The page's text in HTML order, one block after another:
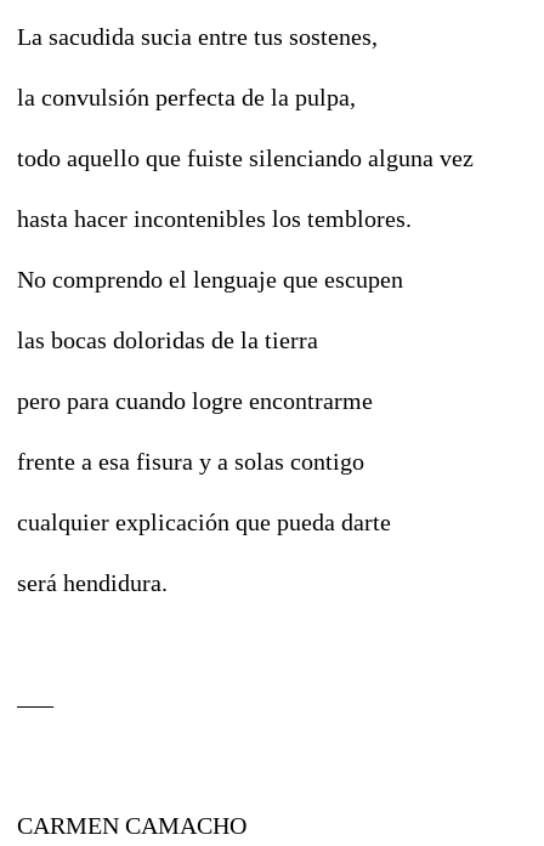
La sacudida sucia entre tus sostenes,
la convulsión perfecta de la pulpa,
todo aquello que fuiste silenciando alguna vez
hasta hacer incontenibles los temblores.
No comprendo el lenguaje que escupen
las bocas doloridas de la tierra
pero para cuando logre encontrarme
frente a esa fisura y a solas contigo
cualquier explicación que pueda darte
será hendidura.
–––
CARMEN CAMACHO